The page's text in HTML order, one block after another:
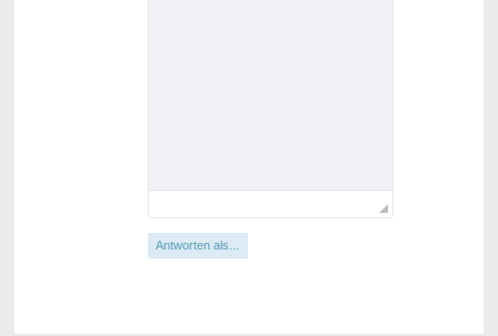
Antworten als...